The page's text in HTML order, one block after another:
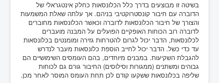
בשיטה זו מבוצעים בדרך כלל הכלונסאות כחלק אינטגראלי של
הדוברה עם חיבור קונסטרוקטיבי בניהם. אך עלתה שאלת המשמעות
והצורך של חיבור הכלונסאות לדוברה וכאשר הכלונסאות מחוברים
לדוברה רוב הכוחות האופקיים הפועלים על המבנה מועברים
לכלונסאות, הדבר יכול לגרום להטרחות גזירה ומומנטים בכלונסאות
עד כדי כשל. הדבר יכול לחייב הוספת כלונסאות מעבר לנדרש
להגבלת השקיעות. במבנים מיוחדים, בהם העומסים השימושיים הם
גבוהים ומשתנים (ממגורות וסילוסים) החיבור גורם גם לכוחות
שליפה בכלונסאות ששקעו קודם לכן תחת העומס המוסר לאחר מכן.